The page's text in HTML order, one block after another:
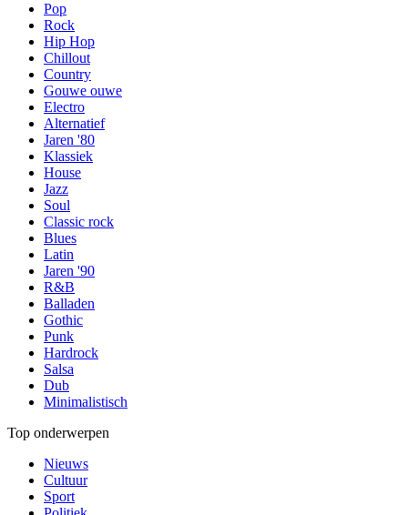
Pop
Rock
Hip Hop
Chillout
Country
Gouwe ouwe
Electro
Alternatief
Jaren '80
Klassiek
House
Jazz
Soul
Classic rock
Blues
Latin
Jaren '90
R&B
Balladen
Gothic
Punk
Hardrock
Salsa
Dub
Minimalistisch
Top onderwerpen
Nieuws
Cultuur
Sport